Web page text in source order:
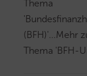
Thema
(BFH)'...Mehr
Thema 'BFH-